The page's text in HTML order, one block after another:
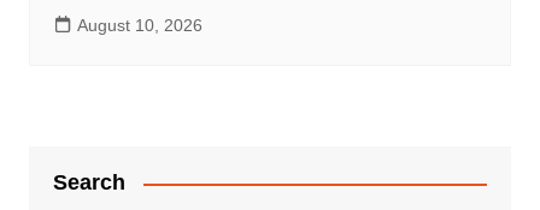
August 10, 2026
Search